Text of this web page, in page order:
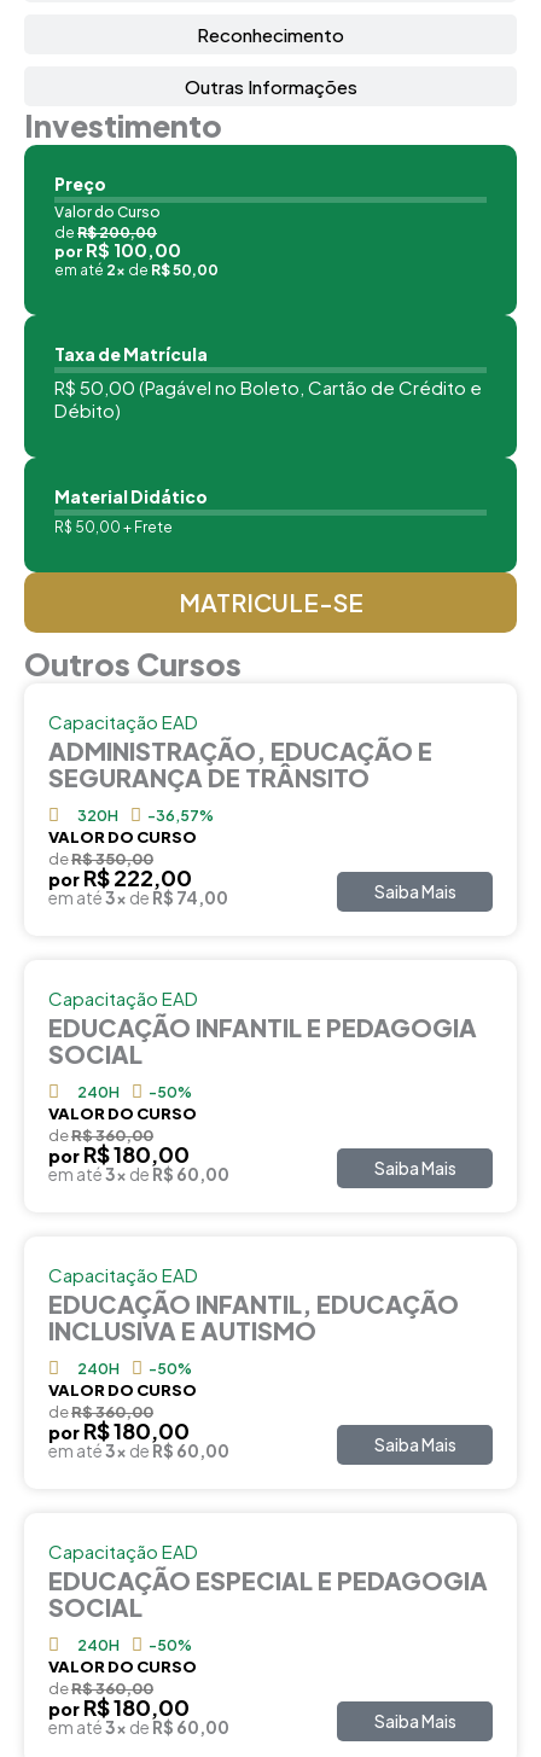
Reconhecimento
Outras Informações
Investimento
Preço
Valor do Curso
de R$ 200,00
por R$ 100,00
em até 2x de R$ 50,00
Taxa de Matrícula
R$ 50,00 (Pagável no Boleto, Cartão de Crédito e
Débito)
Material Didático
R$ 50,00 + Frete
MATRICULE-SE
Outros Cursos
Capacitação EAD
ADMINISTRAÇÃO, EDUCAÇÃO E
SEGURANÇA DE TRÂNSITO
320H -36,57%
VALOR DO CURSO
deR$ 350,00
por R$ 222,00
em até3x de R$ 74,00 Saiba Mais
Capacitação EAD
EDUCAÇÃO INFANTIL E PEDAGOGIA
SOCIAL
240H -50%
VALOR DO CURSO
deR$ 360,00
por R$ 180,00
em até3x de R$ 60,00 Saiba Mais
Capacitação EAD
EDUCAÇÃO INFANTIL, EDUCAÇÃO
INCLUSIVA E AUTISMO
240H -50%
VALOR DO CURSO
deR$ 360,00
por R$ 180,00
em até3x de R$ 60,00 Saiba Mais
Capacitação EAD
EDUCAÇÃO ESPECIAL E PEDAGOGIA
SOCIAL
240H -50%
VALOR DO CURSO
deR$ 360,00
por R$ 180,00
em até3x de R$ 60,00 Saiba Mais